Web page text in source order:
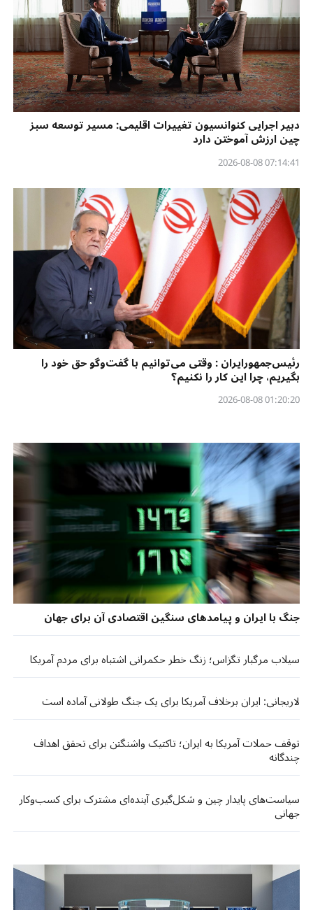
دبیر اجرایی کنوانسیون تغییرات اقلیمی: مسیر توسعه سبز
چین ارزش آموختن دارد
07:14:41 2026-08-08
رئیس‌جمهورایران : وقتی می‌توانیم با گفت‌وگو حق خود را
بگیریم، چرا این کار را نکنیم؟
01:20:20 2026-08-08
جنگ با ایران و پیامدهای سنگین اقتصادی آن برای جهان
سیلاب مرگبار تگزاس؛ زنگ خطر حکمرانی اشتباه برای مردم آمریکا
لاریجانی: ایران برخلاف آمریکا برای یک جنگ طولانی آماده است
توقف حملات آمریکا به ایران؛ تاکتیک واشنگتن برای تحقق اهداف
چندگانه
سیاست‌های پایدار چین و شکل‌گیری آینده‌ای مشترک برای کسب‌وکار
جهانی